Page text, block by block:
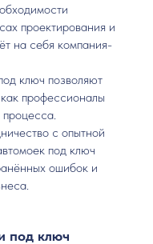
проектирования и
на себя компания-
ключ позволяют
профессионалы
с опытной
под ключ
ошибок и
под ключ